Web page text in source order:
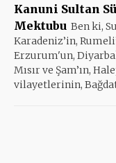
Kanuni Sultan
Mektubu Ben ki,
Karadeniz’in,
Erzurum'un,
Mısır ve Şam’ın,
vilayetlerinin,